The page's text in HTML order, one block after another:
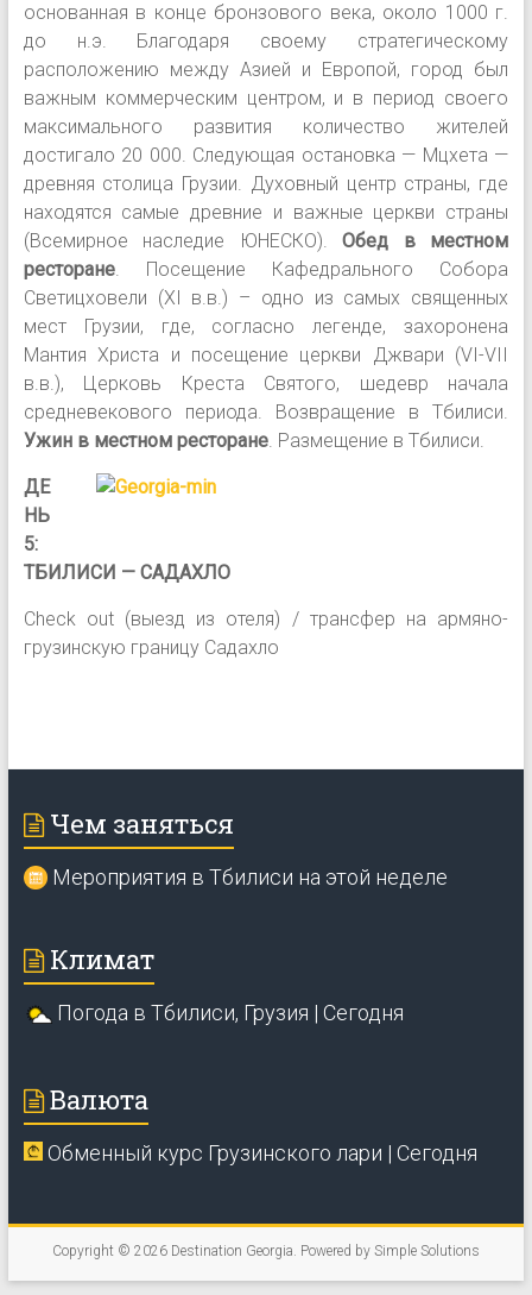
основанная в конце бронзового века, около 1000 г.
до н.э. Благодаря своему стратегическому
расположению между Азией и Европой, город был
важным коммерческим центром, и в период своего
максимального развития количество жителей
достигало 20 000. Следующая остановка — Мцхета —
древняя столица Грузии. Духовный центр страны, где
находятся самые древние и важные церкви страны
(Всемирное наследие ЮНЕСКО).Обед в местном
ресторане. Посещение Кафедрального Собора
Светицховели (XI в.в.) – одно из самых священных
мест Грузии, где, согласно легенде, захоронена
Мантия Христа и посещение церкви Джвари (VI-VII
в.в.), Церковь Креста Святого, шедевр начала
средневекового периода. Возвращение в Тбилиси.
Ужин в местном ресторане. Размещение в Тбилиси.
ДЕ
НЬ
5:
ТБИЛИСИ — САДАХЛО
Check out (выезд из отеля) / трансфер на армяно-
грузинскую границу Садахло
Чем заняться
Мероприятия в Тбилиси на этой неделе
Климат
Погода в Тбилиси, Грузия | Сегодня
Валюта
Обменный курс Грузинского лари | Сегодня
Copyright © 2026 Destination Georgia. Powered by Simple Solutions